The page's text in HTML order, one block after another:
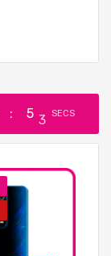
5
2
SECS